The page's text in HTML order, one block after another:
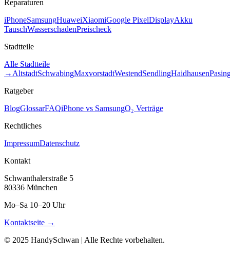
Reparaturen
iPhoneSamsungHuaweiXiaomiGoogle PixelDisplayAkku
TauschWasserschadenPreischeck
Stadtteile
Alle Stadtteile
→ AltstadtSchwabingMaxvorstadtWestendSendlingHaidhausen
Ratgeber
BlogGlossarFAQiPhone vs SamsungO₂ Verträge
Rechtliches
ImpressumDatenschutz
Kontakt
Schwanthalerstraße 5
80336 München
Mo–Sa 10–20 Uhr
Kontaktseite →
© 2025 HandySchwan | Alle Rechte vorbehalten.